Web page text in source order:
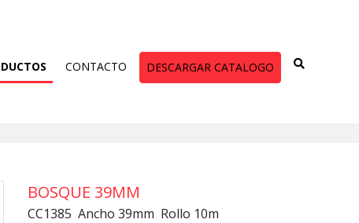
CONTACTO DESCARGAR CATALOGO
BOSQUE 39MM
CC1385 Ancho 39mm Rollo 10m